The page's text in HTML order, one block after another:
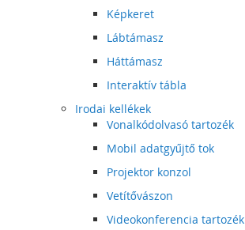
Képkeret
Lábtámasz
Háttámasz
Interaktív tábla
Irodai kellékek
Vonalkódolvasó tartozék
Mobil adatgyűjtő tok
Projektor konzol
Vetítővászon
Videokonferencia tartozék